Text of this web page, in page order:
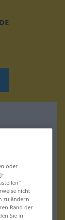
oder
nicht
zu ändern
Rand der
Sie in